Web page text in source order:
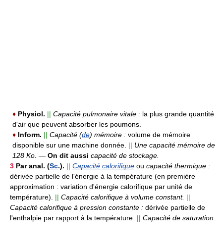
♦ Physiol. || Capacité pulmonaire vitale : la plus grande quantité
d'air que peuvent absorber les poumons.
♦ Inform. || Capacité (de) mémoire : volume de mémoire
disponible sur une machine donnée. || Une capacité mémoire de
128 Ko. — On dit aussi capacité de stockage.
3 Par anal. (Sc.). || Capacité calorifique ou capacité thermique :
dérivée partielle de l'énergie à la température (en première
approximation : variation d'énergie calorifique par unité de
température).
|| Capacité calorifique à volume constant. ||
Capacité calorifique à pression constante : dérivée partielle de
l'enthalpie par rapport à la température. || Capacité de saturation.